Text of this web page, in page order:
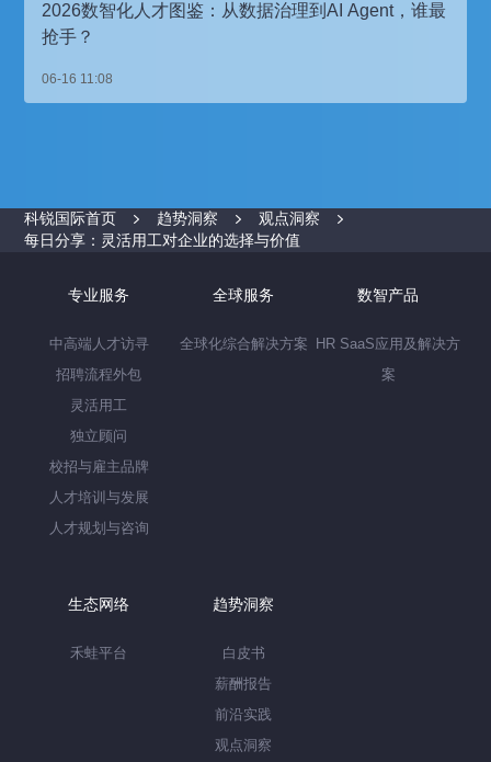
2026数智化人才图鉴：从数据治理到AI Agent，谁最
抢手？
06-16 11:08
科锐国际首页 趋势洞察
观点洞察
每日分享：灵活用工对企业的选择与价值
专业服务
中高端人才访寻
招聘流程外包
灵活用工
独立顾问
校招与雇主品牌
人才培训与发展
人才规划与咨询
全球服务
全球化综合解决方案
数智产品
HR SaaS应用及解决方
案
生态网络
禾蛙平台
趋势洞察
白皮书
薪酬报告
前沿实践
观点洞察